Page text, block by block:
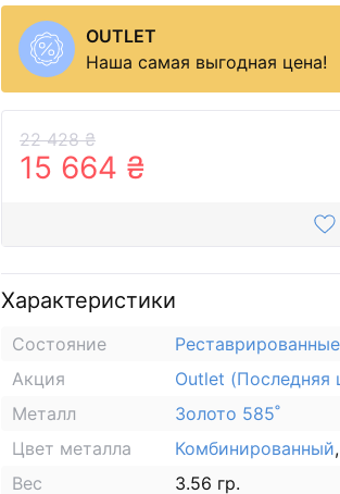
OUTLET
Наша самая выгодная цена!
22 428 ₴
15 664 ₴
Характеристики
Состояние
Реставрированные
Акция
Outlet (Последняя
Металл
Золото 585˚
Цвет металла
Комбинированный
Вес
3.56 гр.